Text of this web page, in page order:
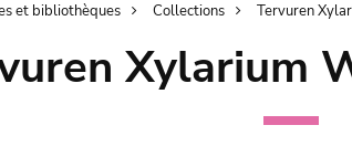
et bibliothèques Collections Tervuren
Xylarium